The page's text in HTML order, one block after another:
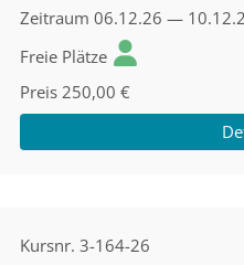
Zeitraum 06.12.26 —
Freie Plätze
Preis 250,00 €
Kursnr. 3-164-26